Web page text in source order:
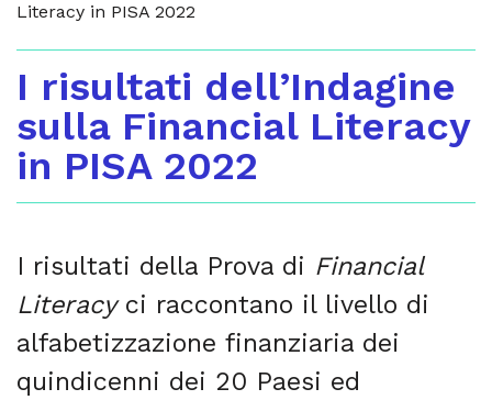
Literacy in PISA 2022
I risultati dell’Indagine
sulla Financial Literacy
in PISA 2022
I risultati della Prova di Financial
Literacyci raccontano il livello di
alfabetizzazione finanziaria dei
quindicenni dei 20 Paesi ed